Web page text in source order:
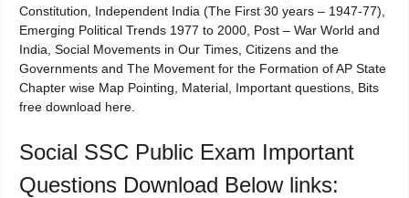
Constitution, Independent India (The First 30 years – 1947-77),
Emerging Political Trends 1977 to 2000, Post – War World and
India, Social Movements in Our Times, Citizens and the
Governments and The Movement for the Formation of AP State
Chapter wise Map Pointing, Material, Important questions, Bits
free download here.
Social SSC Public Exam Important
Questions Download Below links: